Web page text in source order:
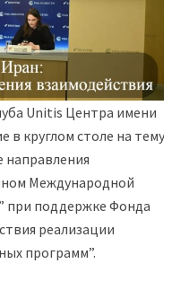
Unitis Центра имени
в круглом столе на тему
направления
Международной
при поддержке Фонда
реализации
программ”.